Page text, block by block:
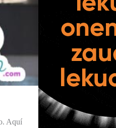
Aquí